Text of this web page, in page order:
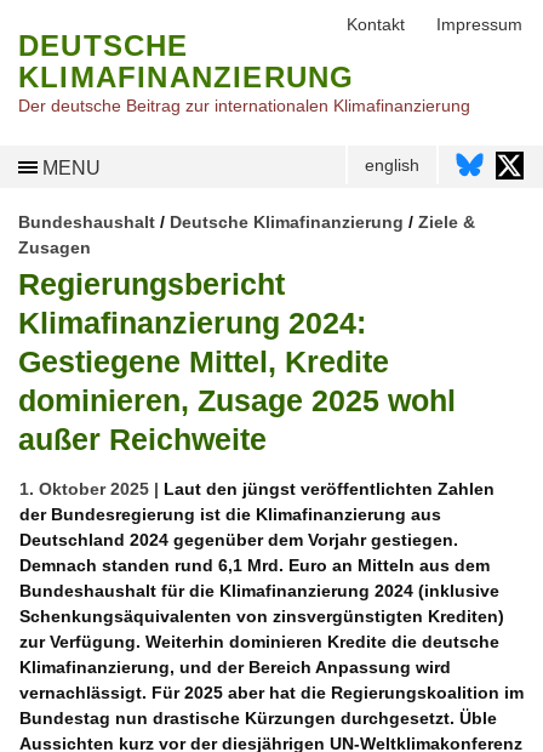
DEUTSCHE
KLIMAFINANZIERUNG
Der deutsche Beitrag zur internationalen Klimafinanzierung
MENU english
Bundeshaushalt / Deutsche Klimafinanzierung / Ziele &
Zusagen
Regierungsbericht
Klimafinanzierung 2024:
Gestiegene Mittel, Kredite
dominieren, Zusage 2025 wohl
außer Reichweite
1. Oktober 2025 | Laut den jüngst veröffentlichten Zahlen
der Bundesregierung ist die Klimafinanzierung aus
Deutschland 2024 gegenüber dem Vorjahr gestiegen.
Demnach standen rund 6,1 Mrd. Euro an Mitteln aus dem
Bundeshaushalt für die Klimafinanzierung 2024 (inklusive
Schenkungsäquivalenten von zinsvergünstigten Krediten)
zur Verfügung. Weiterhin dominieren Kredite die deutsche
Klimafinanzierung, und der Bereich Anpassung wird
vernachlässigt. Für 2025 aber hat die Regierungskoalition im
Bundestag nun drastische Kürzungen durchgesetzt. Üble
Aussichten kurz vor der diesjährigen UN-Weltklimakonferenz
Kontakt Impressum